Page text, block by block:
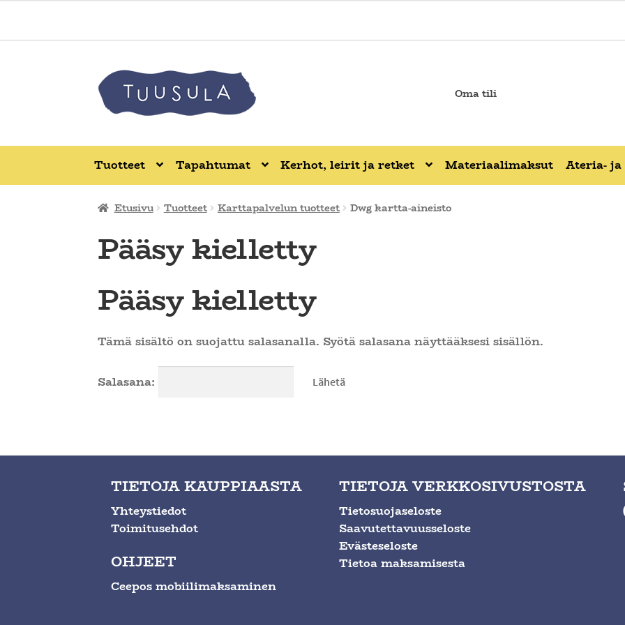
Oma tili
Tuotteet Tapahtumat Kerhot, leirit ja retket Materiaalimaksut Ateria-
Etusivu Tuotteet Karttapalvelun tuotteet Dwg kartta-aineisto
Pääsy kielletty
Pääsy kielletty
Tämä sisältö on suojattu salasanalla. Syötä salasana näyttääksesi sisällön.
Salasana:
TIETOJA KAUPPIAASTA
Yhteystiedot
Toimitusehdot
OHJEET
Ceepos mobiilimaksaminen
TIETOJA VERKKOSIVUSTOSTA
Tietosuojaseloste
Saavutettavuusseloste
Evästeseloste
Tietoa maksamisesta